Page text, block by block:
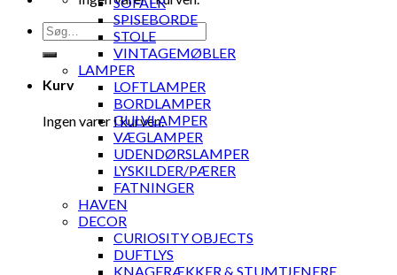
Søg
efter:
Kurv
Ingen varer i kurven.
SPISEBORDE
STOLE
VINTAGEMØBLER
LAMPER
LOFTLAMPER
BORDLAMPER
GULVLAMPER
VÆGLAMPER
UDENDØRSLAMPER
LYSKILDER/PÆRER
FATNINGER
HAVEN
DECOR
CURIOSITY OBJECTS
DUFTLYS
KNAGERÆKKER & STUMTJENERE